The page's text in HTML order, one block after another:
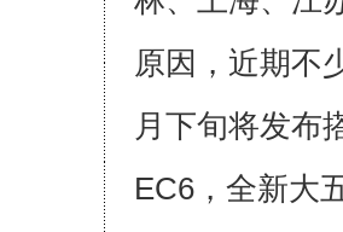
原因，近期不
月下旬将发布
EC6，全新大